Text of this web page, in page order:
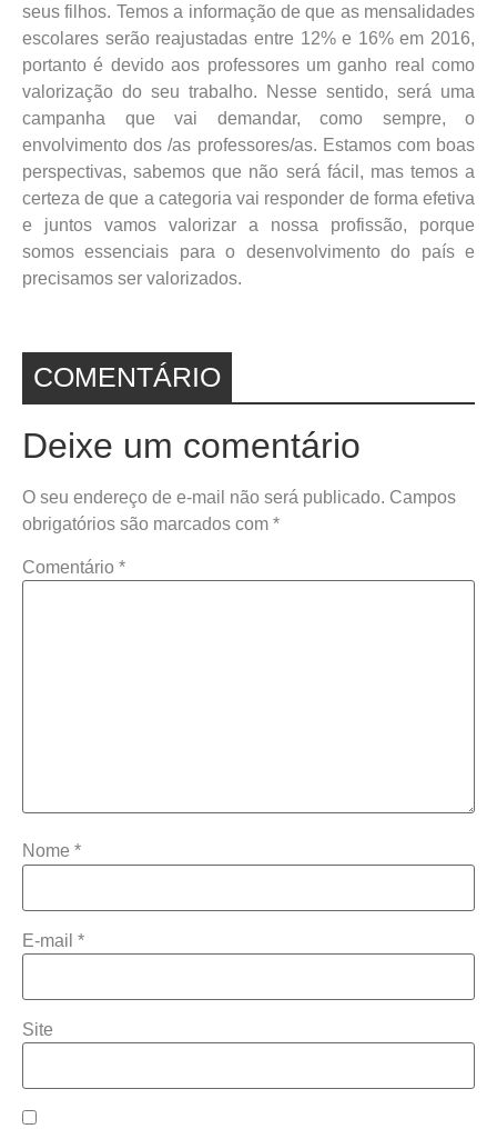
seus filhos. Temos a informação de que as mensalidades
escolares serão reajustadas entre 12% e 16% em 2016,
portanto é devido aos professores um ganho real como
valorização do seu trabalho. Nesse sentido, será uma
campanha que vai demandar, como sempre, o
envolvimento dos /as professores/as. Estamos com boas
perspectivas, sabemos que não será fácil, mas temos a
certeza de que a categoria vai responder de forma efetiva
e juntos vamos valorizar a nossa profissão, porque
somos essenciais para o desenvolvimento do país e
precisamos ser valorizados.
COMENTÁRIO
Deixe um comentário
O seu endereço de e-mail não será publicado. Campos
obrigatórios são marcados com *
Comentário *
Nome *
E-mail *
Site